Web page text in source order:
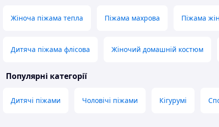
Жіноча піжама тепла Піжама махрова Піжама
Дитяча піжама флісова Жіночий домашній костюм
Популярні категорії
Дитячі піжами Чоловічі піжами Кігурумі